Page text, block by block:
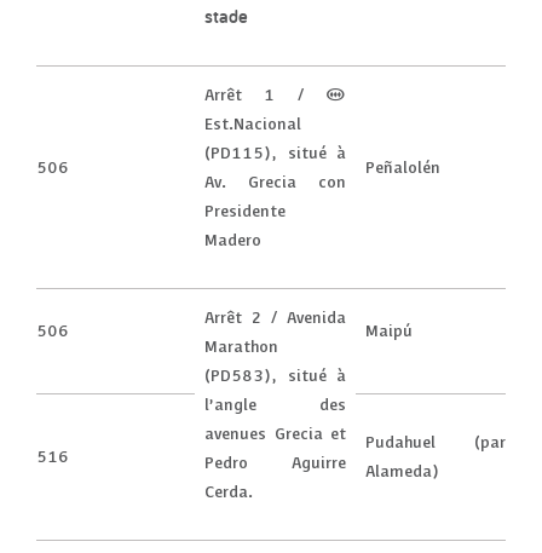
stade
506
Arrêt 1 / (M)
Est.Nacional
(PD115), situé à
Av. Grecia con
Presidente
Madero
Peñalolén
506
Arrêt 2 / Avenida
Marathon
(PD583), situé à
l’angle des
avenues Grecia et
Pedro Aguirre
Cerda.
Maipú
516
Pudahuel (par
Alameda)